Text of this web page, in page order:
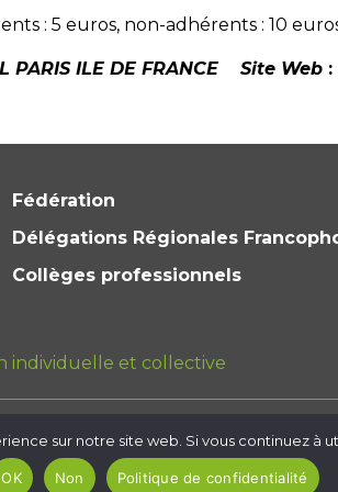
: 5 euros, non-adhérents : 10
PARIS ILE DE FRANCE Site Web
Fédération
Délégations Régionales
Collèges professionnels
individuelle et collective
Plan du site
sur notre site web. Si vous continuez à
OK Non Politique de confidentialité